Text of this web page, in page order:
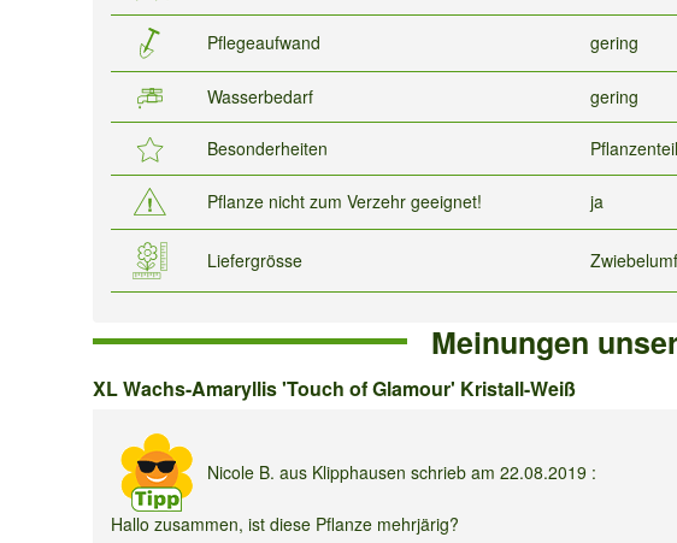
Pflegeaufwand gering
Wasserbedarf gering
Besonderheiten
Pflanze nicht zum Verzehr geeignet! ja
Liefergrösse
Meinungen
XL
Amaryllis
'Touch
XL Wachs-Amaryllis 'Touch of Glamour' Kristall-Weiß
Nicole B. aus Klipphausen schrieb am 22.08.2019 :
Hallo zusammen, ist diese Pflanze mehrjärig?